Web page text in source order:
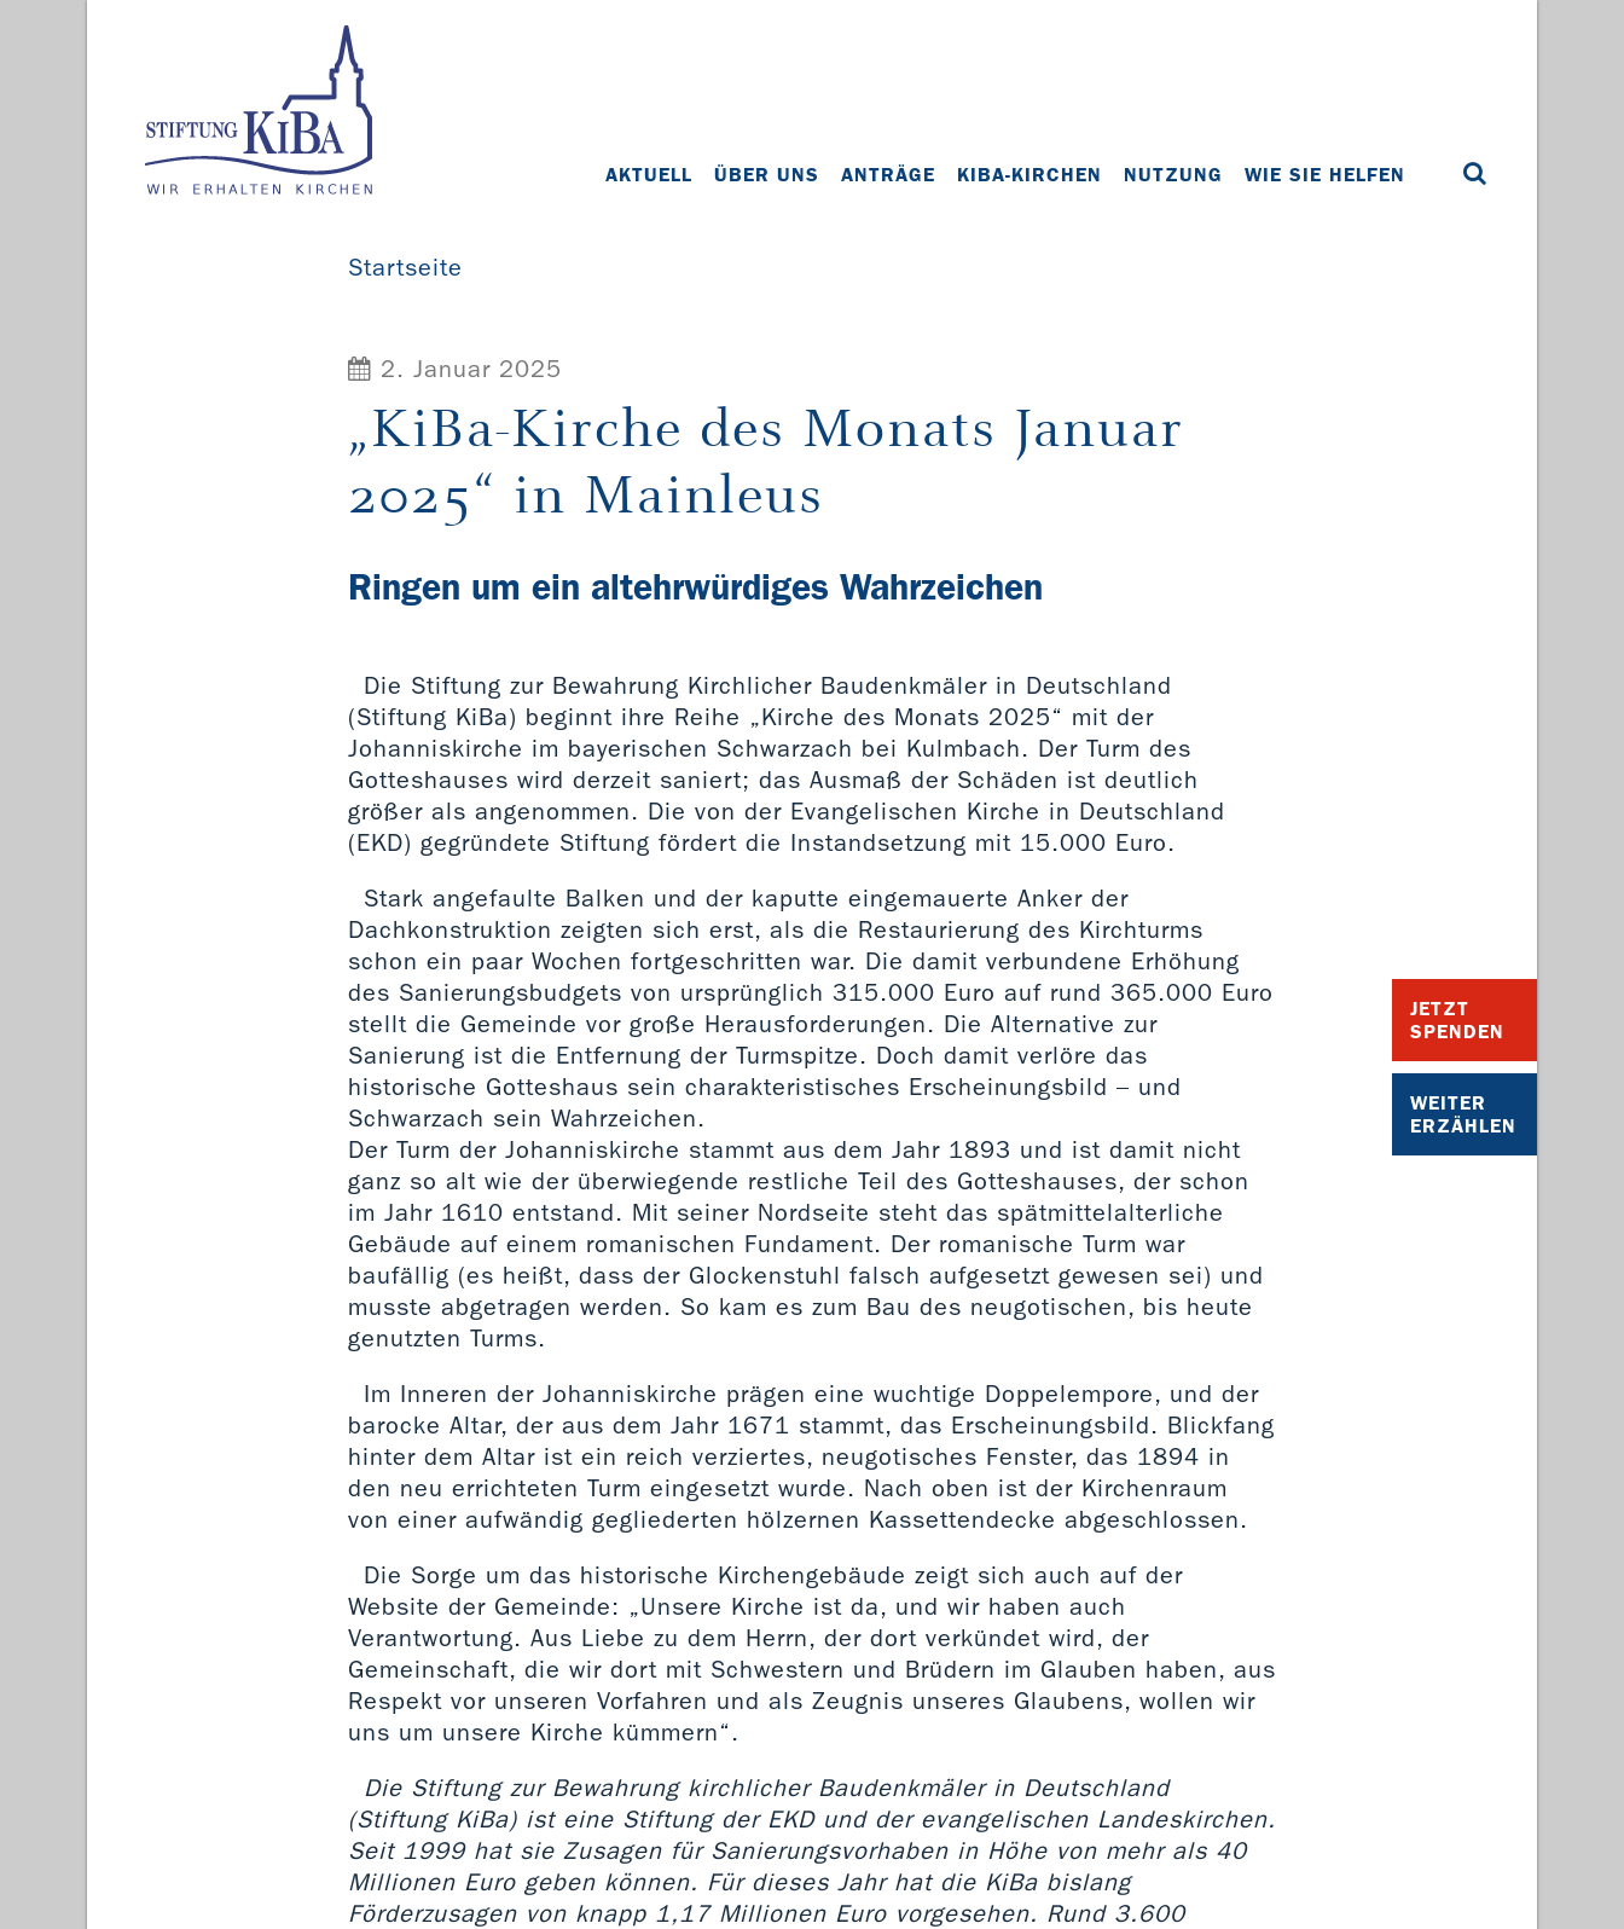
AKTUELL ÜBER UNS ANTRÄGE KIBA-KIRCHEN NUTZUNG WIE SIE HELFEN
JETZT
SPENDEN
WEITER
ERZÄHLEN
Startseite
2. Januar 2025
„KiBa-Kirche des Monats Januar
2025“ in Mainleus
Ringen um ein altehrwürdiges Wahrzeichen
Die Stiftung zur Bewahrung Kirchlicher Baudenkmäler in Deutschland
(Stiftung KiBa) beginnt ihre Reihe „Kirche des Monats 2025“ mit der
Johanniskirche im bayerischen Schwarzach bei Kulmbach. Der Turm des
Gotteshauses wird derzeit saniert; das Ausmaß der Schäden ist deutlich
größer als angenommen. Die von der Evangelischen Kirche in Deutschland
(EKD) gegründete Stiftung fördert die Instandsetzung mit 15.000 Euro.
Stark angefaulte Balken und der kaputte eingemauerte Anker der
Dachkonstruktion zeigten sich erst, als die Restaurierung des Kirchturms
schon ein paar Wochen fortgeschritten war. Die damit verbundene Erhöhung
des Sanierungsbudgets von ursprünglich 315.000 Euro auf rund 365.000 Euro
stellt die Gemeinde vor große Herausforderungen. Die Alternative zur
Sanierung ist die Entfernung der Turmspitze. Doch damit verlöre das
historische Gotteshaus sein charakteristisches Erscheinungsbild – und
Schwarzach sein Wahrzeichen.
Der Turm der Johanniskirche stammt aus dem Jahr 1893 und ist damit nicht
ganz so alt wie der überwiegende restliche Teil des Gotteshauses, der schon
im Jahr 1610 entstand. Mit seiner Nordseite steht das spätmittelalterliche
Gebäude auf einem romanischen Fundament. Der romanische Turm war
baufällig (es heißt, dass der Glockenstuhl falsch aufgesetzt gewesen sei) und
musste abgetragen werden. So kam es zum Bau des neugotischen, bis heute
genutzten Turms.
Im Inneren der Johanniskirche prägen eine wuchtige Doppelempore, und der
barocke Altar, der aus dem Jahr 1671 stammt, das Erscheinungsbild. Blickfang
hinter dem Altar ist ein reich verziertes, neugotisches Fenster, das 1894 in
den neu errichteten Turm eingesetzt wurde. Nach oben ist der Kirchenraum
von einer aufwändig gegliederten hölzernen Kassettendecke abgeschlossen.
Die Sorge um das historische Kirchengebäude zeigt sich auch auf der
Website der Gemeinde: „Unsere Kirche ist da, und wir haben auch
Verantwortung. Aus Liebe zu dem Herrn, der dort verkündet wird, der
Gemeinschaft, die wir dort mit Schwestern und Brüdern im Glauben haben, aus
Respekt vor unseren Vorfahren und als Zeugnis unseres Glaubens, wollen wir
uns um unsere Kirche kümmern“.
Die Stiftung zur Bewahrung kirchlicher Baudenkmäler in Deutschland
(Stiftung KiBa) ist eine Stiftung der EKD und der evangelischen Landeskirchen.
Seit 1999 hat sie Zusagen für Sanierungsvorhaben in Höhe von mehr als 40
Millionen Euro geben können. Für dieses Jahr hat die KiBa bislang
Förderzusagen von knapp 1,17 Millionen Euro vorgesehen. Rund 3.600